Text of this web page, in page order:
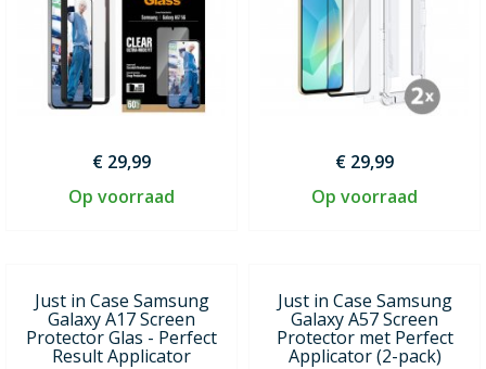
€ 29,99
Op voorraad
€ 29,99
Op voorraad
Just in Case Samsung
Galaxy A17 Screen
Protector Glas - Perfect
Result Applicator
Just in Case Samsung
Galaxy A57 Screen
Protector met Perfect
Applicator (2-pack)